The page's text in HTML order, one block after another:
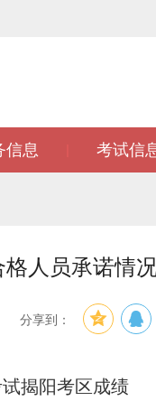
信息 考试信
人员承诺情
分享到：
揭阳考区成绩